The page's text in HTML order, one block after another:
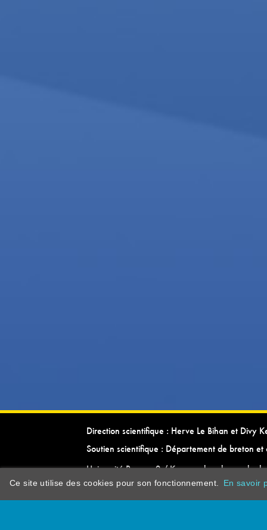
Direction scientifique : Herve Le Bihan et Divy
Soutien scientifique : Département de breton et
Université Rennes 2 / Kevrenn brezhoneg ha
Ce site utilise des cookies pour son fonctionnement. En savoir